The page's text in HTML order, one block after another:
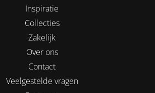
Inspiratie
Collecties
Zakelijk
Over ons
Contact
Veelgestelde vragen